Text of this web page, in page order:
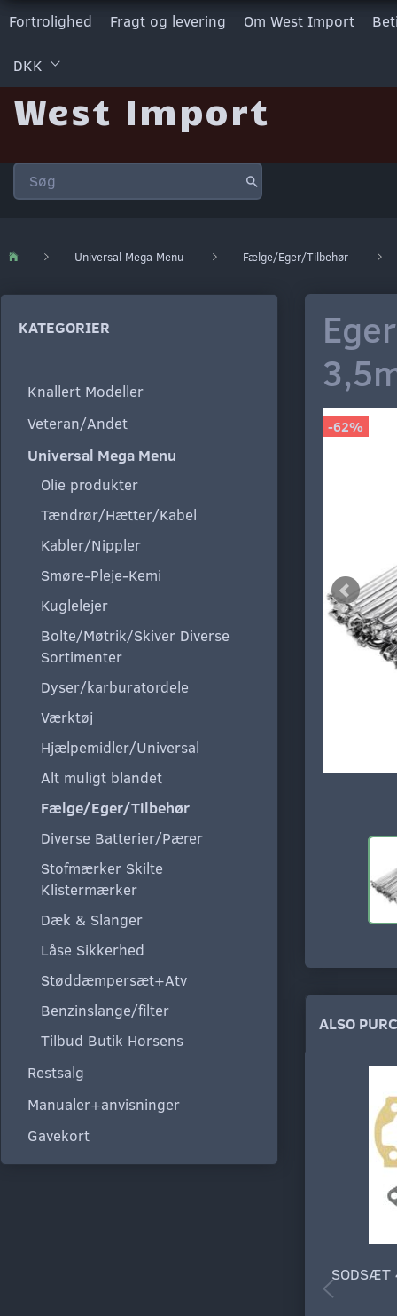
Fortrolighed Fragt og levering Om West Import
DKK
West Import
Universal Mega Menu Fælge/Eger/Tilbehør
KATEGORIER
Knallert Modeller
Veteran/Andet
Universal Mega Menu
Olie produkter
Tændrør/Hætter/Kabel
Kabler/Nippler
Smøre-Pleje-Kemi
Kuglelejer
Bolte/Møtrik/Skiver Diverse
Sortimenter
Dyser/karburatordele
Værktøj
Hjælpemidler/Universal
Alt muligt blandet
Fælge/Eger/Tilbehør
Diverse Batterier/Pærer
Stofmærker Skilte
Klistermærker
Dæk & Slanger
Låse Sikkerhed
Støddæmpersæt+Atv
Benzinslange/filter
Tilbud Butik Horsens
Restsalg
Manualer+anvisninger
Gavekort
-62%
ALSO
SODSÆT